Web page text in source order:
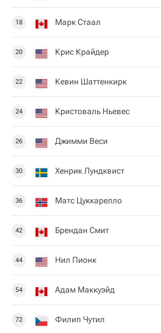
18 Марк Стаал
20 Крис Крайдер
22 Кевин Шаттенкирк
24 Кристоваль Ньевес
26 Джимми Веси
30 Хенрик Лундквист
36 Матс Цуккарелло
42 Брендан Смит
44 Нил Пионк
54 Адам Маккуэйд
72 Филип Чутил